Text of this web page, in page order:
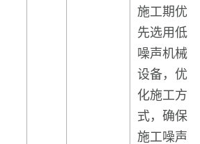
施工期优
先选用低
噪声机械
设备，优
化施工方
式，确保
施工噪声